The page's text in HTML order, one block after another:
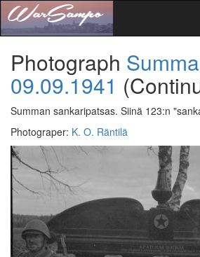
Photograph Summa
09.09.1941
Summan sankaripatsas. Siinä 123:n
Photograper: K. O. Räntilä